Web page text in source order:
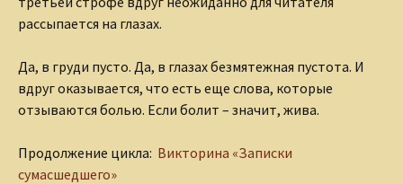
рассыпается на глазах.
Да, в груди пусто. Да, в глазах безмятежная пустота. И
вдруг оказывается, что есть еще слова, которые
отзываются болью. Если болит – значит, жива.
Продолжение цикла: Викторина «Записки
сумасшедшего»